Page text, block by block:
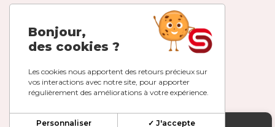
Bonjour,
des cookies ?
Les cookies nous apportent des retours précieux sur
vos interactions avec notre site, pour apporter
régulièrement des améliorations à votre expérience.
✓ J'accepte
Personnaliser